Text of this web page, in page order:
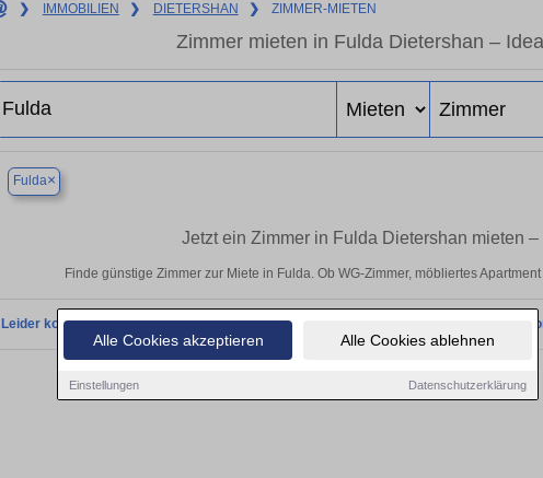
Alle Cookies akzeptieren Alle Cookies ablehnen
Einstellungen Datenschutzerklärung
❯ IMMOBILIEN ❯ DIETERSHAN ❯ ZIMMER-MIETEN
Zimmer mieten in Fulda Dietershan –
Fulda×
Jetzt ein Zimmer in Fulda Dietershan mieten
Finde günstige Zimmer zur Miete in Fulda. Ob WG-Zimmer, möbliertes
Leider konnten wir derzeit keine passenden Objekte finden. Schauen Sie bald wieder